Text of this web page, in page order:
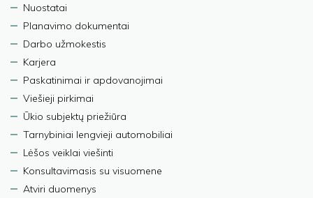
Nuostatai
Planavimo dokumentai
Darbo užmokestis
Karjera
Paskatinimai ir apdovanojimai
Viešieji pirkimai
Ūkio subjektų priežiūra
Tarnybiniai lengvieji automobiliai
Lėšos veiklai viešinti
Konsultavimasis su visuomene
Atviri duomenys